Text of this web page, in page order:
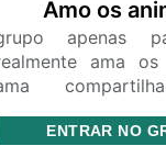
Amo os
apenas
ama
bichanos 🐶🦊🐹
ENTRAR NO